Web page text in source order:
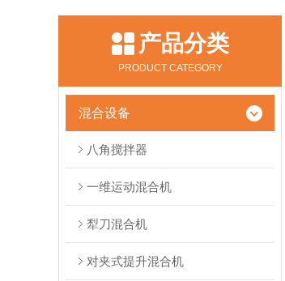
产品分类
PRODUCT CATEGORY
混合设备
八角搅拌器
一维运动混合机
犁刀混合机
对夹式提升混合机